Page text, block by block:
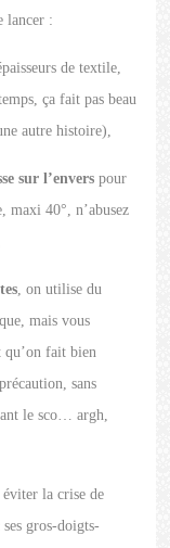
lancer :
de textile,
ça fait pas beau
autre histoire),
sur l’envers pour
maxi 40°, n’abusez
, on utilise du
mais vous
qu’on fait bien
sans
le sco… argh,
la crise de
gros-doigts-